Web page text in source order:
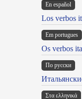
En español
Los verbos
Em portugues
Os verbos
По русски
Στα ελληνικά